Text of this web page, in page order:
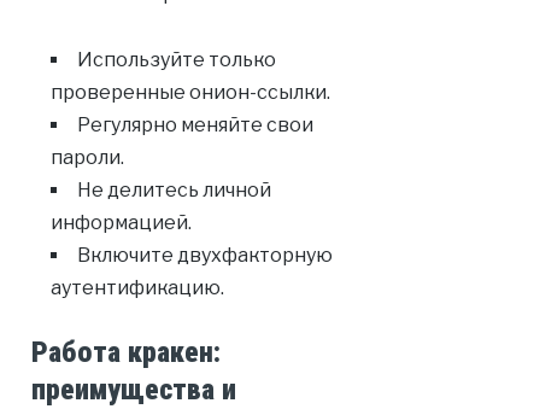
Используйте только
проверенные онион-ссылки.
Регулярно меняйте свои
пароли.
Не делитесь личной
информацией.
Включите двухфакторную
аутентификацию.
Работа кракен:
преимущества и